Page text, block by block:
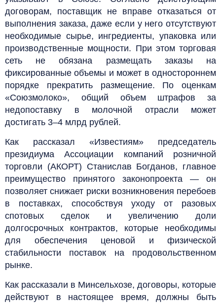
договорам, поставщик не вправе отказаться от
выполнения заказа, даже если у него отсутствуют
необходимые сырье, ингредиенты, упаковка или
производственные мощности. При этом торговая
сеть не обязана размещать заказы на
фиксированные объемы и может в одностороннем
порядке прекратить размещение. По оценкам
«Союзмолоко», общий объем штрафов за
недопоставку в молочной отрасли может
достигать 3–4 млрд рублей.
Как рассказал «Известиям» председатель
президиума Ассоциации компаний розничной
торговли (АКОРТ) Станислав Богданов, главное
преимущество принятого законопроекта — он
позволяет снижает риски возникновения перебоев
в поставках, способствуя уходу от разовых
спотовых сделок и увеличению доли
долгосрочных контрактов, которые необходимы
для обеспечения ценовой и физической
стабильности поставок на продовольственном
рынке.
Как рассказали в Минсельхозе, договоры, которые
действуют в настоящее время, должны быть